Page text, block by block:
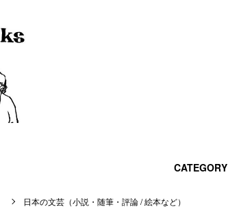
CATEGORY
日本の文芸（小説・随筆・評論 / 絵本など）